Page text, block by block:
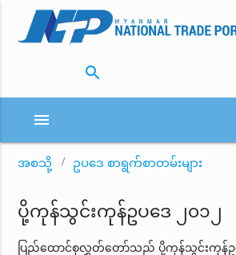
search
menu
အစသို့ ဥပဒေ စာရွက်စာတမ်းများ
ပို့ကုန်သွင်းကုန်ဥပဒေ ၂၀၁၂
ပြည်ထောင်စုလွှတ်တော်သည် ပို့ကုန်သွင်းကုန်ဥ